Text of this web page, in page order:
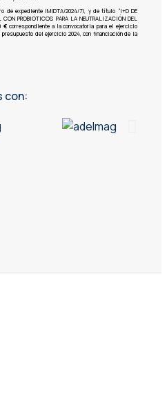
de expediente IMIDTA/2024/71, y de título “I+D DE
CON PROBIÓTICOS PARA LA NEUTRALIZACIÓN DEL
€ correspondiente a la convocatoria para el ejercicio
del ejercicio 2024, con financiación de la
con: